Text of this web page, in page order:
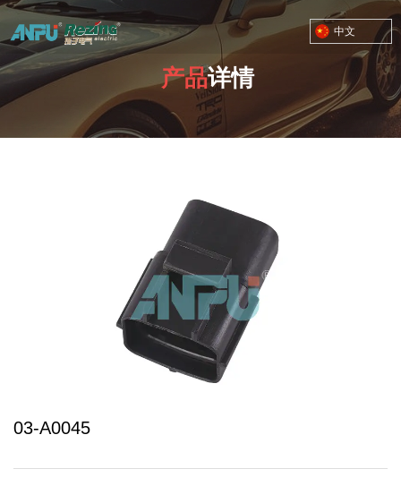
中文
产品详情
TOYOTA MOTOR CORPORATION
03-A0045